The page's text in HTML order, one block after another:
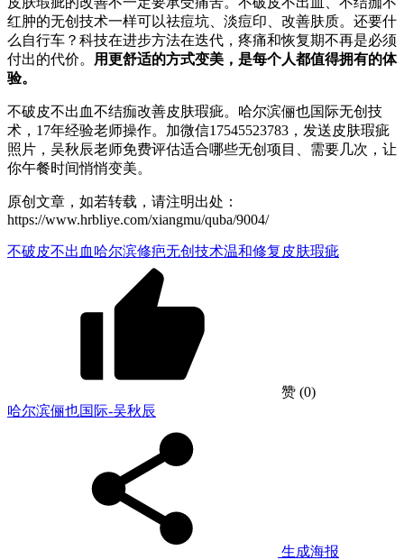
红肿的无创技术一样可以祛痘坑、淡痘印、改善肤质。还要什
么自行车？科技在进步方法在迭代，疼痛和恢复期不再是必须
付出的代价。
用更舒适的方式变美，是每个人都值得拥有的体
验。
不破皮不出血不结痂改善皮肤瑕疵。哈尔滨俪也国际无创技
术，17年经验老师操作。加微信17545523783，发送皮肤瑕疵
照片，吴秋辰老师免费评估适合哪些无创项目、需要几次，让
你午餐时间悄悄变美。
原创文章，如若转载，请注明出处：
https://www.hrbliye.com/xiangmu/quba/9004/
不破皮不出血 哈尔滨修疤无创技术温和修复 皮肤瑕疵
赞 (0)
哈尔滨俪也国际-吴秋辰
生成海报